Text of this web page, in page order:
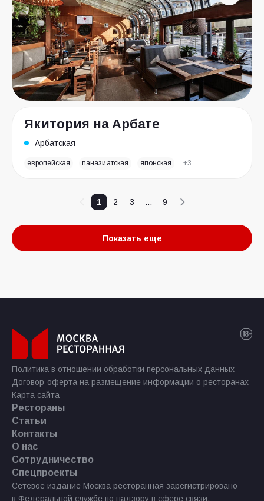
Якитория на Арбате
Арбатская
европейская паназиатская японская +3
1 2 3 ... 9
Показать еще
Политика в отношении обработки персональных данных
Договор-оферта на размещение информации о ресторанах
Карта сайта
Рестораны
Статьи
Контакты
О нас
Сотрудничество
Спецпроекты
Сетевое издание Москва ресторанная зарегистрировано
в Федеральной службе по надзору в сфере связи,